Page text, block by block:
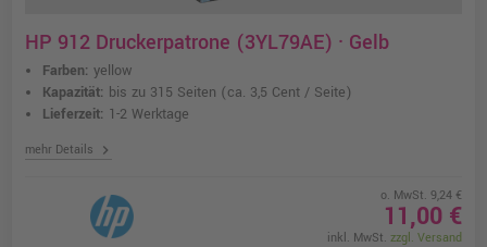
HP 912 Druckerpatrone (3YL79AE) · Gelb
Farben: yellow
Kapazität: bis zu 315 Seiten (ca. 3,5 Cent / Seite)
Lieferzeit: 1-2 Werktage
mehr Details chevron_right
o. MwSt. 9,24 €
11,00 €
inkl. MwSt. zzgl. Versand